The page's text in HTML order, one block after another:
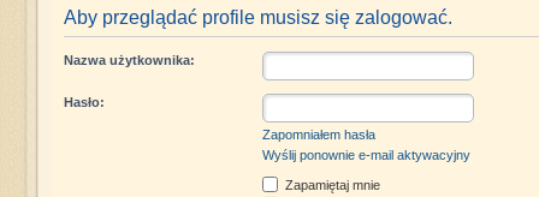
Aby przeglądać profile musisz się zalogować.
Nazwa użytkownika:
Hasło:
Zapomniałem hasła
Wyślij ponownie e-mail aktywacyjny
Zapamiętaj mnie